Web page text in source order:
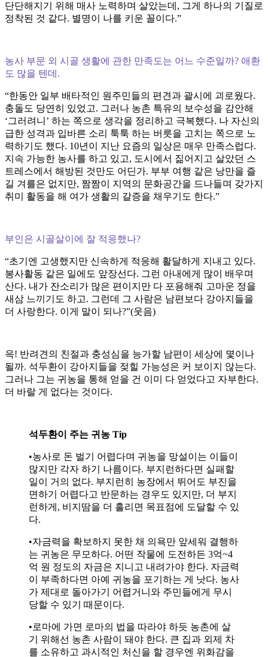
단단해지기 위해 매사 노력하며 살았는데, 그게 하나의 기질로
정착된 것 같다. 별명이 나를 키운 꼴이다.”
농사 부문 외 시골 생활에 관한 만족도는 어느 수준일까? 애환
도 많을 텐데.
“한동안 일부 배타적인 원주민들의 편견과 괄시에 괴로웠다.
충돌도 당연히 있었고. 그러나 농촌 특유의 보수성을 감안해
‘그러려니’ 하는 쪽으로 생각을 정리하고 극복했다. 나 자신의
급한 성격과 입바른 소리 툭툭 하는 버릇을 고치는 쪽으로 노
력하기도 했다. 10년이 지난 요즘의 일상은 매우 만족스럽다.
지속 가능한 농사를 하고 있고, 도시에서 짊어지고 살았던 스
트레스에서 해방된 것만도 어딘가. 부부 여행 같은 낭만을 즐
길 겨를은 없지만, 짬짬이 지역의 문화공간을 드나들며 갖가지
취미 활동을 해 여가 생활의 갈증을 채우기도 한다.”
부인은 시골살이에 잘 적응했나?
“초기엔 고생했지만 신속하게 적응해 활달하게 지내고 있다.
봉사활동 같은 일에도 앞장선다. 그런 아내에게 많이 배우며
산다. 내가 잔소리가 많은 편이지만 다 포용해줘 고마운 정을
새삼 느끼기도 하고. 그런데 그 사람은 남편보다 강아지들을
더 사랑한다. 이게 말이 되나?”(웃음)
윽! 반려견의 친절과 충성심을 능가할 남편이 세상에 몇이나
될까. 석두환이 강아지들을 젖힐 가능성은 커 보이지 않는다.
그러나 그는 귀농을 통해 얻을 건 이미 다 얻었다고 자부한다.
더 바랄 게 없다는 것이다.
석두환이 주는 귀농 Tip
•농사로 돈 벌기 어렵다며 귀농을 망설이는 이들이
많지만 각자 하기 나름이다. 부지런하다면 실패할
일이 거의 없다. 부지런히 농장에서 뛰어도 부진을
면하기 어렵다고 반문하는 경우도 있지만, 더 부지
런하게, 비지땀을 더 흘리면 목표점에 도달할 수 있
다.
•자금력을 확보하지 못한 채 의욕만 앞세워 결행하
는 귀농은 무모하다. 어떤 작물에 도전하든 3억~4
억 원 정도의 자금은 지니고 내려가야 한다. 자금력
이 부족하다면 아예 귀농을 포기하는 게 낫다. 농사
가 제대로 돌아가기 어렵거니와 주민들에게 무시
당할 수 있기 때문이다.
•로마에 가면 로마의 법을 따라야 하듯 농촌에 살
기 위해선 농촌 사람이 돼야 한다. 큰 집과 외제 차
를 소유하고 과시적인 처신을 할 경우엔 위화감을